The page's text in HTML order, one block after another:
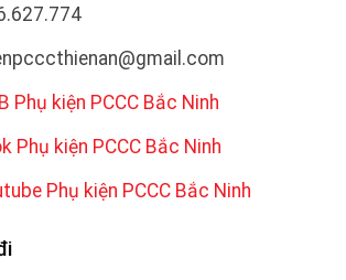
Phụ kiện PCCC Bắc Ninh
Phụ kiện PCCC Bắc Ninh
Phụ kiện PCCC Bắc Ninh